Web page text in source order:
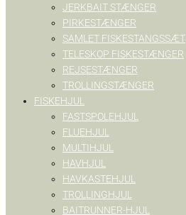
JERKBAIT STÆNGER
PIRKESTÆNGER
SAMLET FISKESTANGSSÆT
TELESKOP FISKESTÆNGER
REJSESTÆNGER
TROLLINGSTÆNGER
FISKEHJUL
FASTSPOLEHJUL
FLUEHJUL
MULTIHJUL
HAVHJUL
HAVKASTEHJUL
TROLLINGHJUL
BAITRUNNER-HJUL